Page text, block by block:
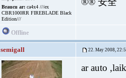
Braucu ar: ca4x4 ///ex
CBR1000RR FIREBLADE Black
Edition///
Offline
semigall 22. May 2008,
ar auto